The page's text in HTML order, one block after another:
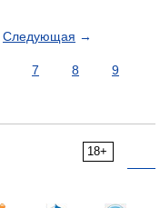
Следующая →
7 8
9
18+